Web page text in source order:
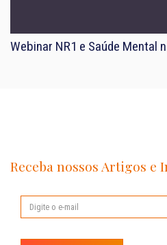
Webinar NR1 e Saúde Mental
Receba nossos Artigos e